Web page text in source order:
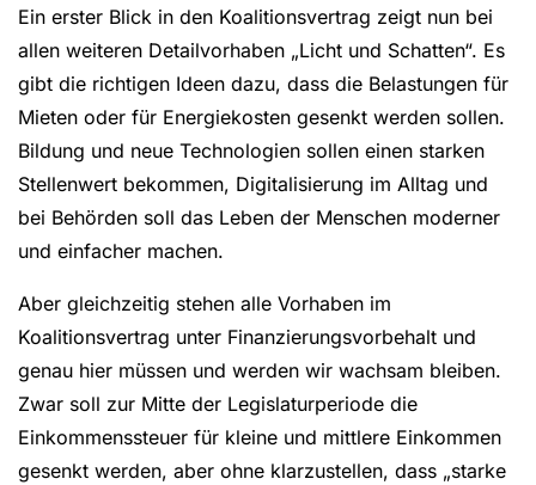
Ein erster Blick in den Koalitionsvertrag zeigt nun bei
allen weiteren Detailvorhaben „Licht und Schatten“. Es
gibt die richtigen Ideen dazu, dass die Belastungen für
Mieten oder für Energiekosten gesenkt werden sollen.
Bildung und neue Technologien sollen einen starken
Stellenwert bekommen, Digitalisierung im Alltag und
bei Behörden soll das Leben der Menschen moderner
und einfacher machen.
Aber gleichzeitig stehen alle Vorhaben im
Koalitionsvertrag unter Finanzierungsvorbehalt und
genau hier müssen und werden wir wachsam bleiben.
Zwar soll zur Mitte der Legislaturperiode die
Einkommenssteuer für kleine und mittlere Einkommen
gesenkt werden, aber ohne klarzustellen, dass „starke